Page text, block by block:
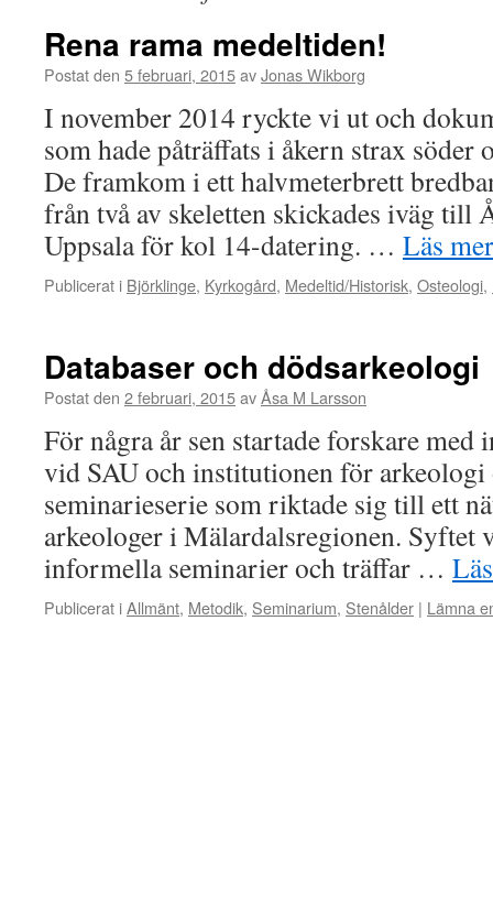
Rena rama medeltiden!
Postat den 5 februari, 2015avJonas Wikborg
I november 2014 ryckte vi ut och
som hade påträffats i åkern strax
De framkom i ett halvmeterbrett
från två av skeletten skickades iväg till
Uppsala för kol 14-datering. … Läs
Publicerat i Björklinge, Kyrkogård, Medeltid/Historisk, Osteologi,
Databaser och dödsarkeologi
Postat den 2 februari, 2015avÅsa M Larsson
För några år sen startade forskare med
vid SAU och institutionen för
seminarieserie som riktade sig till ett
arkeologer i Mälardalsregionen. Syftet
informella seminarier och träffar …
Publicerat iAllmänt, Metodik, Seminarium, Stenålder | Lämna